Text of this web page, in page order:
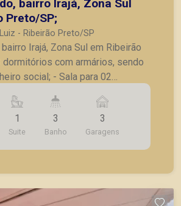
bairro Irajá, Zona Sul
Preto/SP;
- Ribeirão Preto/SP
Irajá, Zona Sul em Ribeirão
social; - Sala para 02
ampla; - Lavanderia; -
Seja para vender,
seu imóvel entre em contato
Imóveis, a sua imobiliária em
1
Suite
3
Banho
3
Garagens